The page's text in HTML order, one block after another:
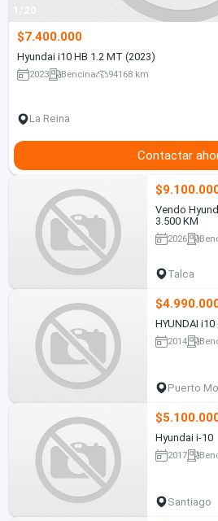
1/20
$7.400.000
Hyundai i10 HB 1.2 MT (2023)
2023 Bencina 94168 km
La Reina
Contactar
Vendo
3.500 KM
2026
Talca
HYUNDAI
2014
Puerto
Hyundai i-10
2017
Santiago